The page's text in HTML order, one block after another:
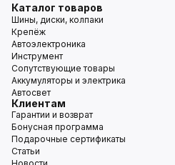
Каталог товаров
Шины, диски, колпаки
Крепёж
Автоэлектроника
Инструмент
Сопутствующие товары
Аккумуляторы и электрика
Автосвет
Клиентам
Гарантии и возврат
Бонусная программа
Подарочные сертификаты
Статьи